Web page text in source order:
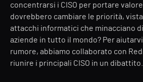
concentrarsi i CISO per portare
dovrebbero cambiare le priorità,
attacchi informatici che minacciano
aziende in tutto il mondo? Per aiutarvi
rumore, abbiamo collaborato con
riunire i principali CISO in un dibattito...